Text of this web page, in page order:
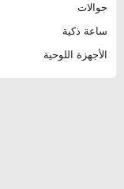
جوالات
ساعة ذكية
الأجهزة اللوحية